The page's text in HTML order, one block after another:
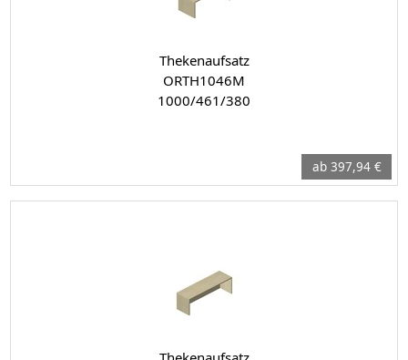
Thekenaufsatz
ORTH1046M
1000/461/380
ab 397,94 €